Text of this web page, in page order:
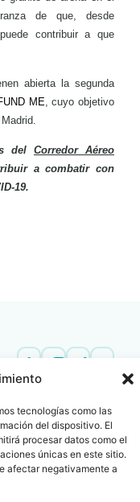
tecnologías como las
del dispositivo. El
procesar datos como el
únicas en este sitio.
afectar negativamente a
de que, desde
contribuir a que
abierta la segunda
ME , cuyo objetivo
del Corredor Aéreo
a combatir con
19.
de Gracia, 56 -
08006
014 655